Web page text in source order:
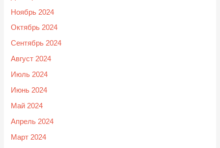
Ноябрь 2024
Октябрь 2024
Сентябрь 2024
Август 2024
Июль 2024
Июнь 2024
Май 2024
Апрель 2024
Март 2024